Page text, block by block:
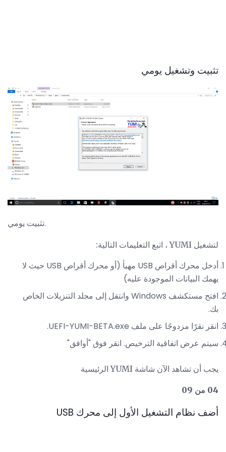
تثبيت وتشغيل يومي
تثبيت يومي.
لتشغيل YUMI ، اتبع التعليمات التالية:
أدخل محرك أقراص USB مهيأ (أو محرك أقراص USB حيث لا
يهمك البيانات الموجودة عليه)
افتح مستكشف Windows وانتقل إلى مجلد التنزيلات الخاص
بك.
انقر نقرًا مزدوجًا على ملف UEFI-YUMI-BETA.exe.
سيتم عرض اتفاقية الترخيص. انقر فوق "أوافق"
يجب أن تشاهد الآن شاشة YUMI الرئيسية
04 من 09
أضف نظام التشغيل الأول إلى محرك USB